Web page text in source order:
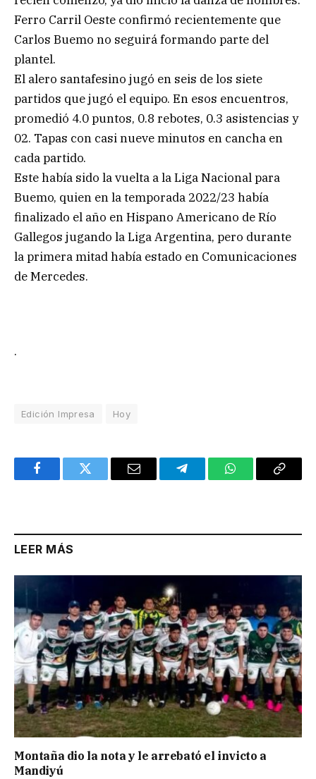
Ferro Carril Oeste confirmó recientemente que
Carlos Buemo no seguirá formando parte del
plantel.
El alero santafesino jugó en seis de los siete
partidos que jugó el equipo. En esos encuentros,
promedió 4.0 puntos, 0.8 rebotes, 0.3 asistencias y
02. Tapas con casi nueve minutos en cancha en
cada partido.
Este había sido la vuelta a la Liga Nacional para
Buemo, quien en la temporada 2022/23 había
finalizado el año en Hispano Americano de Río
Gallegos jugando la Liga Argentina, pero durante
la primera mitad había estado en Comunicaciones
de Mercedes.
.
Edición Impresa Hoy
FacebookTwitter Email TelegramWhatsAppCopy
LEER MÁS
Montaña dio la nota y le arrebató el invicto a
Mandiyú